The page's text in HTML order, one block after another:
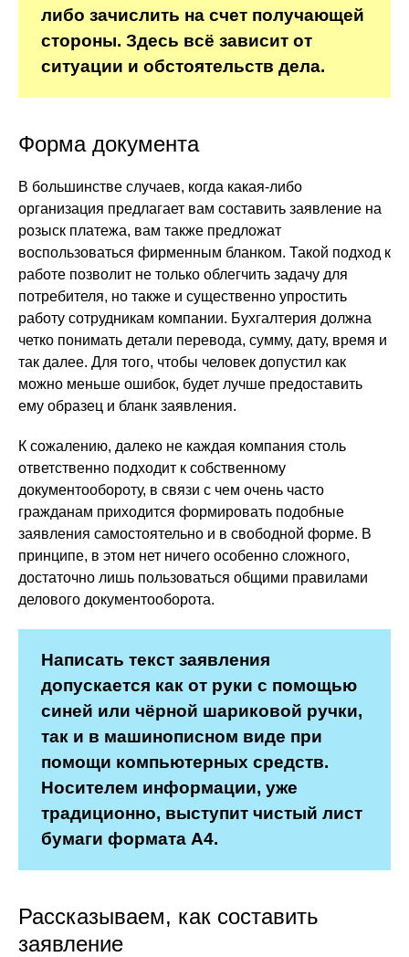
либо зачислить на счет получающей
стороны. Здесь всё зависит от
ситуации и обстоятельств дела.
Форма документа
В большинстве случаев, когда какая-либо
организация предлагает вам составить заявление на
розыск платежа, вам также предложат
воспользоваться фирменным бланком. Такой подход к
работе позволит не только облегчить задачу для
потребителя, но также и существенно упростить
работу сотрудникам компании. Бухгалтерия должна
четко понимать детали перевода, сумму, дату, время и
так далее. Для того, чтобы человек допустил как
можно меньше ошибок, будет лучше предоставить
ему образец и бланк заявления.
К сожалению, далеко не каждая компания столь
ответственно подходит к собственному
документообороту, в связи с чем очень часто
гражданам приходится формировать подобные
заявления самостоятельно и в свободной форме. В
принципе, в этом нет ничего особенно сложного,
достаточно лишь пользоваться общими правилами
делового документооборота.
Написать текст заявления
допускается как от руки с помощью
синей или чёрной шариковой ручки,
так и в машинописном виде при
помощи компьютерных средств.
Носителем информации, уже
традиционно, выступит чистый лист
бумаги формата А4.
Рассказываем, как составить
заявление